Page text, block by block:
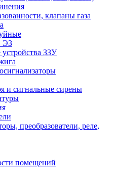
клапаны газа
ЭЗ
ЗЗУ
и сигнальные сирены
преобразователи, реле,
помещений